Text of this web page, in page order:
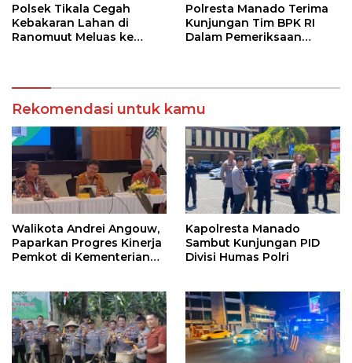
Polsek Tikala Cegah
Kebakaran Lahan di
Ranomuut Meluas ke
Polresta Manado Terima
Kunjungan Tim BPK RI
Dalam Pemeriksaan
Laporan Kamtibmas
Rekomendasi untuk kamu
Walikota Andrei Angouw,
Paparkan Progres Kinerja
Pemkot di Kementerian
Kapolresta Manado
Sambut Kunjungan PID
Divisi Humas Polri